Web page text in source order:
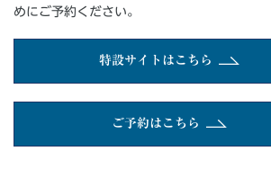
めにご予約ください。
特設サイトはこちら
ご予約はこちら